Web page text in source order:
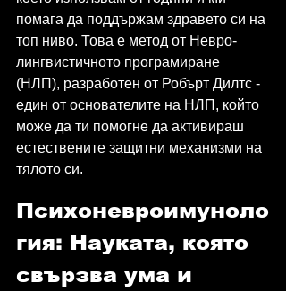
помага да поддържам здравето си на
топ ниво. Това е метод от Невро-
лингвистичното програмиране
(НЛП), разработен от Робърт Дилтс -
един от основателите на НЛП, който
може да ти помогне да активираш
естествените защитни механизми на
тялото си.
Психоневроимуноло
гия: Науката, която
свързва ума и